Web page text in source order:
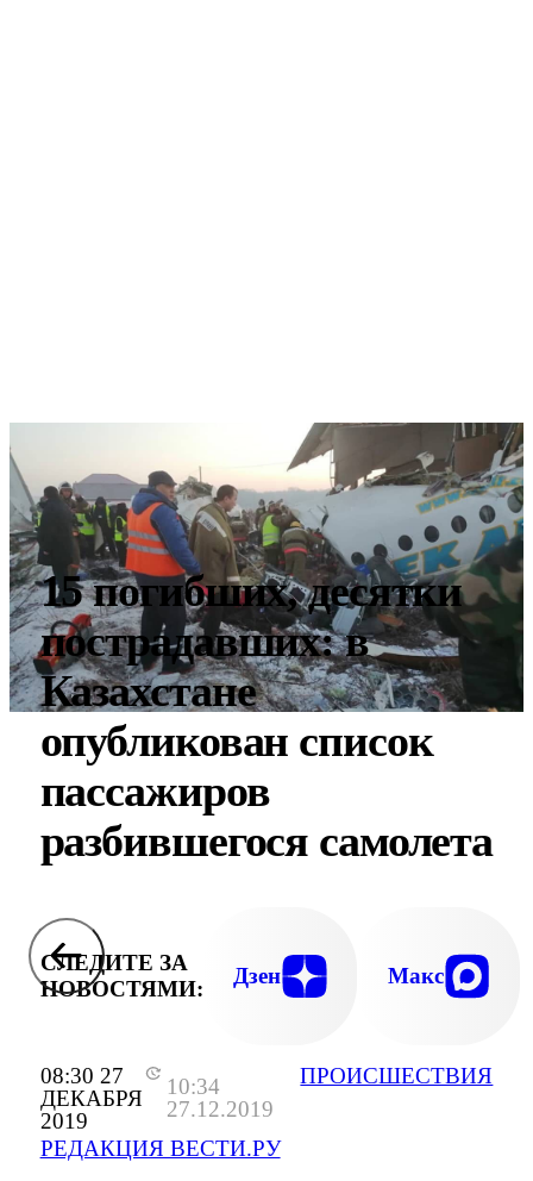
08:30 27
ДЕКАБРЯ
2019
10:34
27.12.2019
РЕДАКЦИЯ ВЕСТИ.РУ
ПРОИСШЕСТВИЯ
15 погибших, десятки
пострадавших: в
Казахстане
опубликован список
пассажиров
разбившегося самолета
СЛЕДИТЕ ЗА
НОВОСТЯМИ:
Дзен Макс